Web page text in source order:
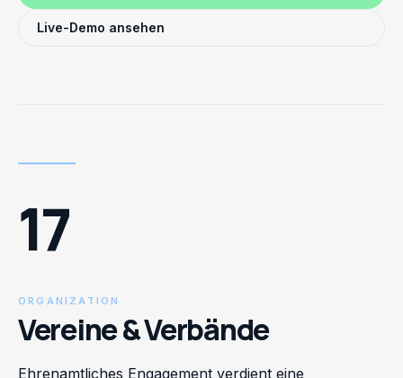
Live-Demo ansehen
17
ORGANIZATION
Vereine & Verbände
Ehrenamtliches Engagement verdient eine